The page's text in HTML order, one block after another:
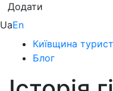
Додати
UaEn
Київщина
Блог